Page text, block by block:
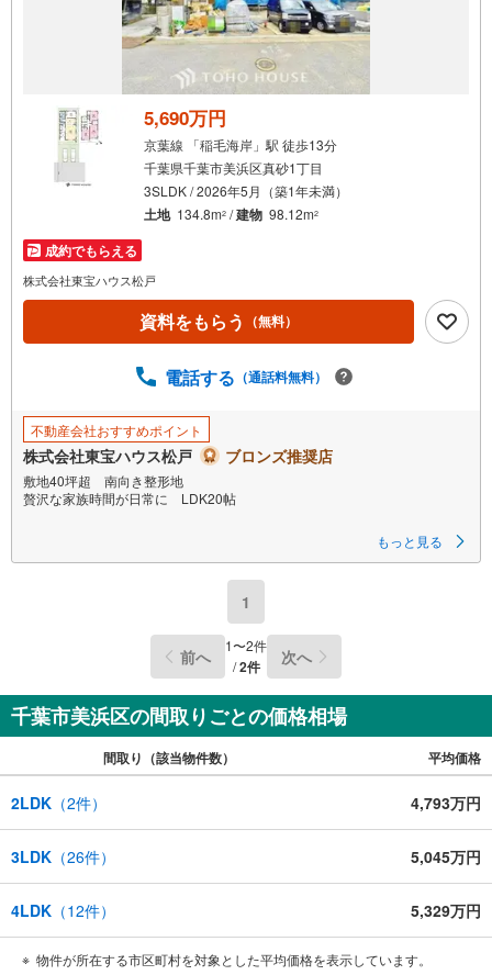
5,690万円
京葉線 「稲毛海岸」駅 徒歩13分
千葉県千葉市美浜区真砂1丁目
3SLDK / 2026年5月（築1年未満）
土地 134.8m2 /建物 98.12m2
成約でもらえる
株式会社東宝ハウス松戸
資料をもらう （無料）
電話する （通話料無料）
不動産会社おすすめポイント
株式会社東宝ハウス松戸 ブロンズ推奨店
敷地40坪超 南向き整形地
贅沢な家族時間が日常に LDK20帖
担当のサカモトです。京葉線2駅（稲毛海岸駅・検見川浜駅）を使い分けら
れるポジションに、家族の未来をゆったり受け止める一邸が誕生。並列駐
車2台可能なゆとりは、日々の利便性に加えて来客時の安心感もプラス。さ
■ご予約いただくとご見学がスムーズです！
【営業時間9:00～21:00】
ご見学希望のお客様:右上の「室内・現地を見学する」をクリックして下さ
資料請求希望のお客様:右上の「資料をもらう」をクリックして下さい。
【東宝ハウス松戸のポイント】
・無理のないライフプラン、提携による低金利住宅ローンのご提案、購入
前に知る「購入後の家族の生活」を「未来カレンダー」で見える化しま
す。
（2）ご購入後から始まる「専属FPによるファイナンシャルライフサポー
ト」
・漠然としたキャッシュフローのグラフ化、効果的な生命保険の見直し、
繰り上げ返済の効果的なタイミングなどご提案させて頂きます。
もっと見る
1
前へ 1〜2件
/2件 次へ
千葉市美浜区の間取りごとの価格相場
間取り（該当物件数） 平均価格
2LDK （2件） 4,793万円
3LDK （26件） 5,045万円
4LDK （12件） 5,329万円
物件が所在する市区町村を対象とした平均価格を表示しています。